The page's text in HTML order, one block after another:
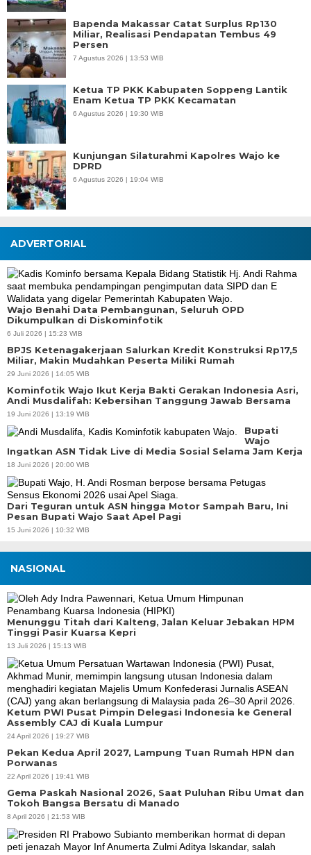
Bapenda Makassar Catat Surplus Rp130
Miliar, Realisasi Pendapatan Tembus 49
Persen
7 Agustus 2026 | 13:53 WIB
Ketua TP PKK Kabupaten Soppeng Lantik
Enam Ketua TP PKK Kecamatan
6 Agustus 2026 | 19:30 WIB
Kunjungan Silaturahmi Kapolres Wajo ke
DPRD
6 Agustus 2026 | 19:04 WIB
ADVERTORIAL
Wajo Benahi Data Pembangunan, Seluruh OPD
Dikumpulkan di Diskominfotik
6 Juli 2026 | 15:23 WIB
BPJS Ketenagakerjaan Salurkan Kredit Konstruksi Rp17,5
Miliar, Makin Mudahkan Peserta Miliki Rumah
29 Juni 2026 | 14:05 WIB
Kominfotik Wajo Ikut Kerja Bakti Gerakan Indonesia Asri,
Andi Musdalifah: Kebersihan Tanggung Jawab Bersama
19 Juni 2026 | 13:19 WIB
Bupati
Wajo
Ingatkan ASN Tidak Live di Media Sosial Selama Jam Kerja
18 Juni 2026 | 20:00 WIB
Dari Teguran untuk ASN hingga Motor Sampah Baru, Ini
Pesan Bupati Wajo Saat Apel Pagi
15 Juni 2026 | 10:32 WIB
NASIONAL
Menunggu Titah dari Kalteng, Jalan Keluar Jebakan HPM
Tinggi Pasir Kuarsa Kepri
13 Juli 2026 | 15:13 WIB
Ketum PWI Pusat Pimpin Delegasi Indonesia ke General
Assembly CAJ di Kuala Lumpur
24 April 2026 | 19:27 WIB
Pekan Kedua April 2027, Lampung Tuan Rumah HPN dan
Porwanas
22 April 2026 | 19:41 WIB
Gema Paskah Nasional 2026, Saat Puluhan Ribu Umat dan
Tokoh Bangsa Bersatu di Manado
8 April 2026 | 21:53 WIB